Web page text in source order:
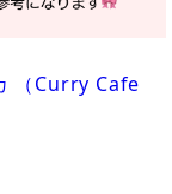
（Curry Cafe